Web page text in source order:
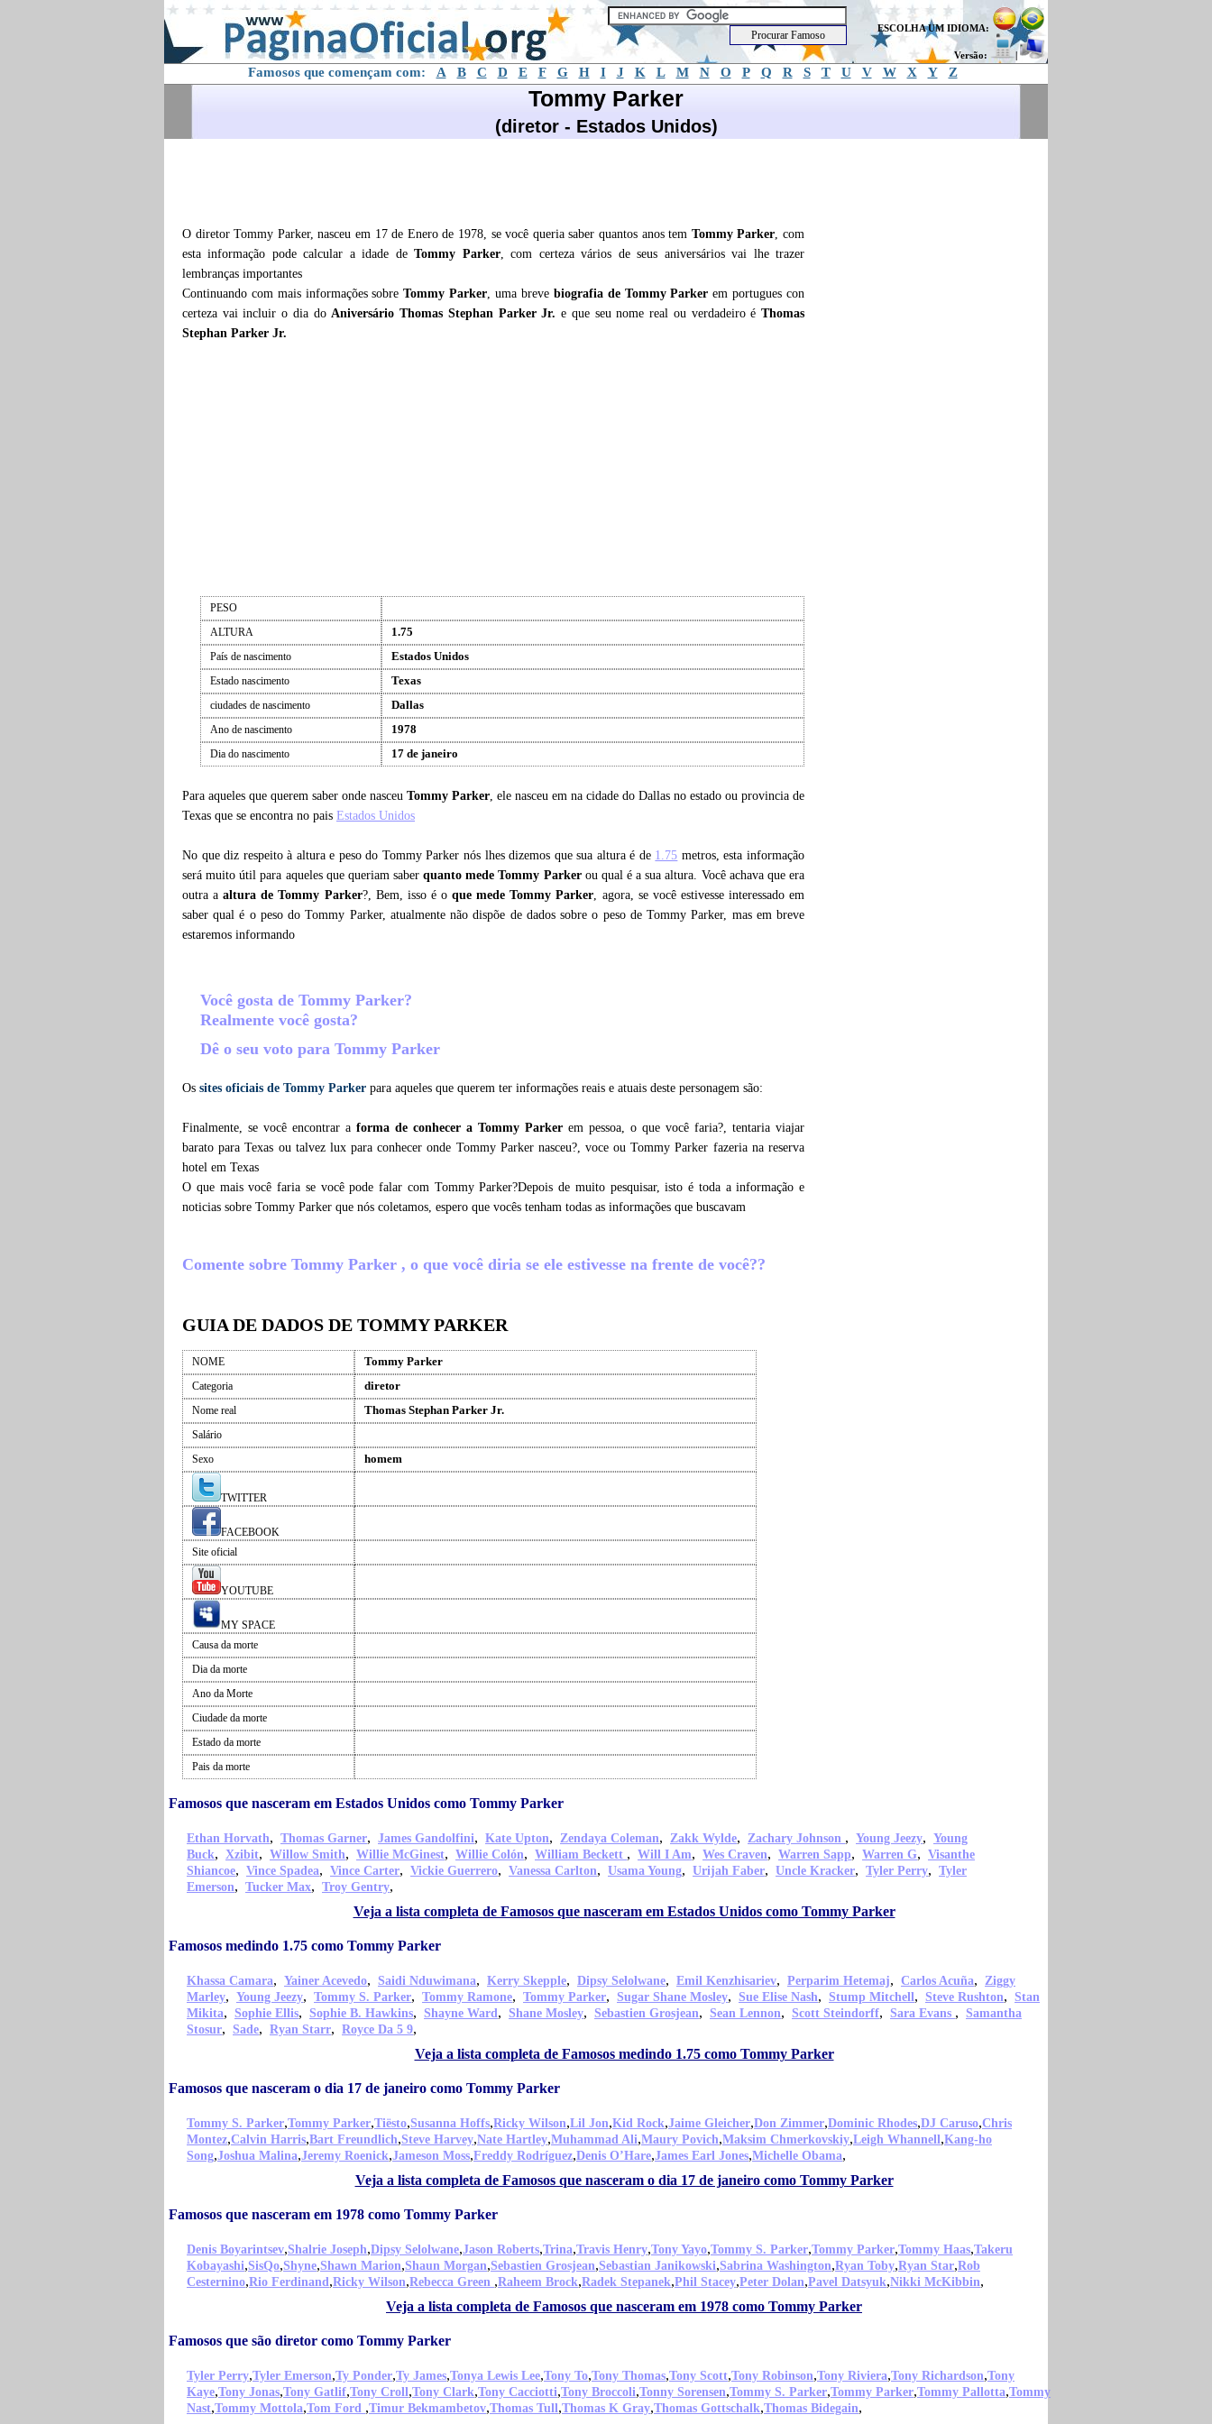
ESCOLHA UM IDIOMA:
Versão: |
Famosos que començam com: A B C D E F G H I J K L M N O P Q R S T U V W X Y Z
Tommy Parker
(diretor - Estados Unidos)
O diretor Tommy Parker, nasceu em 17 de Enero de 1978, se você queria saber quantos anos tem Tommy Parker, com
esta informação pode calcular a idade deTommy Parker, com certeza vários de seus aniversários vai lhe trazer
lembranças importantes
Continuando com mais informações sobreTommy Parker, uma breve biografia de Tommy Parker em portugues con
certeza vai incluir o dia doAniversário Thomas Stephan Parker Jr. e que seu nome real ou verdadeiro éThomas
Stephan Parker Jr.
PESO
ALTURA
1.75
País de nascimento Estados Unidos
Estado nascimento Texas
ciudades de nascimento Dallas
Ano de nascimento 1978
Dia do nascimento 17 de janeiro
Para aqueles que querem saber onde nasceu Tommy Parker, ele nasceu em na cidade do Dallas no estado ou provincia de
Texas que se encontra no pais Estados Unidos
No que diz respeito à altura e peso do Tommy Parker nós lhes dizemos que sua altura é de 1.75 metros, esta informação
será muito útil para aqueles que queriam saberquanto mede Tommy Parkerou qual é a sua altura. Você achava que era
outra aaltura de Tommy Parker?, Bem, isso é oque mede Tommy Parker, agora, se você estivesse interessado em
saber qual é o peso do Tommy Parker, atualmente não dispõe de dados sobre o peso de Tommy Parker, mas em breve
estaremos informando
Você gosta de Tommy Parker?
Realmente você gosta?
Dê o seu voto para Tommy Parker
Os sites oficiais de Tommy Parker para aqueles que querem ter informações reais e atuais deste personagem são:
Finalmente, se você encontrar a forma de conhecer a Tommy Parker em pessoa, o que você faria?, tentaria viajar
barato para Texas ou talvez lux para conhecer onde Tommy Parker nasceu?, voce ou Tommy Parker fazeria na reserva
hotel em Texas
O que mais você faria se você pode falar com Tommy Parker?Depois de muito pesquisar, isto é toda a informação e
noticias sobre Tommy Parker que nós coletamos, espero que vocês tenham todas as informações que buscavam
Comente sobre Tommy Parker , o que você diria se ele estivesse na frente de você??
GUIA DE DADOS DE TOMMY PARKER
NOME Tommy Parker
Categoria diretor
Nome real Thomas Stephan Parker Jr.
Salário
Sexo
homem
TWITTER
FACEBOOK
Site oficial
YOUTUBE
MY SPACE
Causa da morte
Dia da morte
Ano da Morte
Ciudade da morte
Estado da morte
Pais da morte
Famosos que nasceram em Estados Unidos como Tommy Parker
Ethan Horvath, Thomas Garner, James Gandolfini, Kate Upton, Zendaya Coleman, Zakk Wylde, Zachary Johnson , Young Jeezy, Young
Buck, Xzibit, Willow Smith, Willie McGinest, Willie Colón, William Beckett , Will I Am, Wes Craven, Warren Sapp, Warren G, Visanthe
Shiancoe, Vince Spadea, Vince Carter, Vickie Guerrero, Vanessa Carlton, Usama Young, Urijah Faber, Uncle Kracker, Tyler Perry, Tyler
Emerson, Tucker Max, Troy Gentry,
Veja a lista completa de Famosos que nasceram em Estados Unidos como Tommy Parker
Famosos medindo 1.75 como Tommy Parker
Khassa Camara, Yainer Acevedo, Saidi Nduwimana, Kerry Skepple, Dipsy Selolwane, Emil Kenzhisariev, Perparim Hetemaj, Carlos Acuña, Ziggy
Marley, Young Jeezy, Tommy S. Parker, Tommy Ramone, Tommy Parker, Sugar Shane Mosley, Sue Elise Nash, Stump Mitchell, Steve Rushton, Stan
Mikita, Sophie Ellis, Sophie B. Hawkins, Shayne Ward, Shane Mosley, Sebastien Grosjean, Sean Lennon, Scott Steindorff, Sara Evans , Samantha
Stosur, Sade, Ryan Starr, Royce Da 5 9,
Veja a lista completa de Famosos medindo 1.75 como Tommy Parker
Famosos que nasceram o dia 17 de janeiro como Tommy Parker
Tommy S. Parker,Tommy Parker,Tiësto,Susanna Hoffs,Ricky Wilson,Lil Jon,Kid Rock,Jaime Gleicher,Don Zimmer,Dominic Rhodes,DJ Caruso,Chris
Montez,Calvin Harris,Bart Freundlich,Steve Harvey,Nate Hartley,Muhammad Ali,Maury Povich,Maksim Chmerkovskiy,Leigh Whannell,Kang-ho
Song,Joshua Malina,Jeremy Roenick,Jameson Moss,Freddy Rodríguez,Denis O’Hare,James Earl Jones,Michelle Obama,
Veja a lista completa de Famosos que nasceram o dia 17 de janeiro como Tommy Parker
Famosos que nasceram em 1978 como Tommy Parker
Denis Boyarintsev,Shalrie Joseph,Dipsy Selolwane,Jason Roberts,Trina,Travis Henry,Tony Yayo,Tommy S. Parker,Tommy Parker,Tommy Haas,Takeru
Kobayashi,SisQo,Shyne,Shawn Marion,Shaun Morgan,Sebastien Grosjean,Sebastian Janikowski,Sabrina Washington,Ryan Toby,Ryan Star,Rob
Cesternino,Rio Ferdinand,Ricky Wilson,Rebecca Green ,Raheem Brock,Radek Stepanek,Phil Stacey,Peter Dolan,Pavel Datsyuk,Nikki McKibbin,
Veja a lista completa de Famosos que nasceram em 1978 como Tommy Parker
Famosos que são diretor como Tommy Parker
Tyler Perry,Tyler Emerson,Ty Ponder,Ty James,Tonya Lewis Lee,Tony To,Tony Thomas,Tony Scott,Tony Robinson,Tony Riviera,Tony Richardson,Tony
Kaye,Tony Jonas,Tony Gatlif,Tony Croll,Tony Clark,Tony Cacciotti,Tony Broccoli,Tonny Sorensen,Tommy S. Parker,Tommy Parker,Tommy Pallotta,Tommy
Nast,Tommy Mottola,Tom Ford ,Timur Bekmambetov,Thomas Tull,Thomas K Gray,Thomas Gottschalk,Thomas Bidegain,